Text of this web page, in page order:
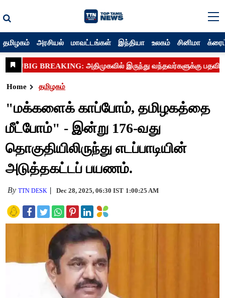
தமிழகம் அரசியல் மாவட்டங்கள் இந்தியா உலகம் சினிமா
Home தமிழகம்
"மக்களைக் காப்போம், தமிழகத்தை
மீட்போம்" - இன்று 176-வது
தொகுதியிலிருந்து எடப்பாடியின்
அடுத்தகட்டப் பயணம்.
ByTTN DESK Dec 28, 2025, 06:30 IST 1:00:25 AM